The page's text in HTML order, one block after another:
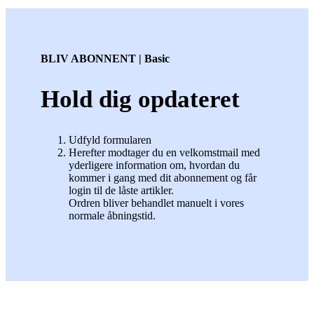
BLIV ABONNENT | Basic
Hold dig opdateret
Udfyld formularen
Herefter modtager du en velkomstmail med
yderligere information om, hvordan du
kommer i gang med dit abonnement og får
login til de låste artikler.
Ordren bliver behandlet manuelt i vores
normale åbningstid.